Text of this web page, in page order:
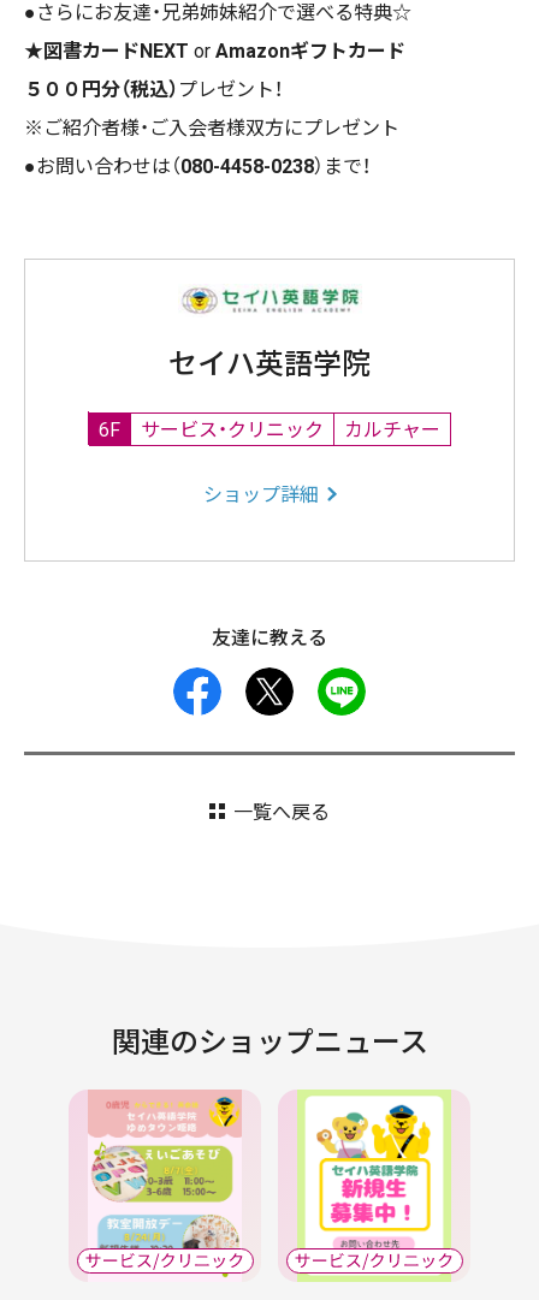
●さらにお友達・兄弟姉妹紹介で選べる特典☆
★図書カードNEXT or Amazonギフトカード
５００円分（税込） プレゼント！
※ご紹介者様・ご入会者様双方にプレゼント
●お問い合わせは（080-4458-0238）まで！
セイハ英語学院
6F サービス・クリニック カルチャー
ショップ詳細
友達に教える
facebook
一覧へ戻る
関連のショップニュース